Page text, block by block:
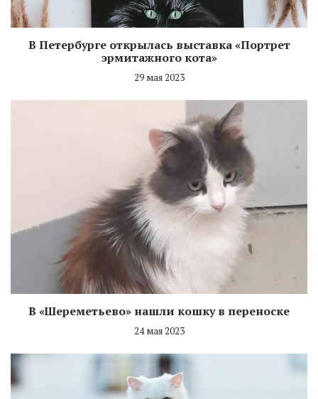
В Петербурге открылась выставка «Портрет
эрмитажного кота»
29 мая 2023
В «Шереметьево» нашли кошку в переноске
24 мая 2023